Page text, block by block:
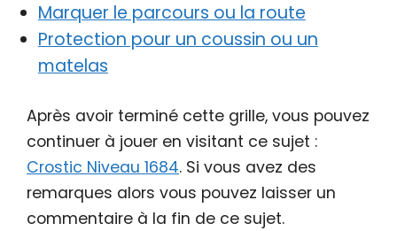
Marquer le parcours ou la route
Protection pour un coussin ou un
matelas
Après avoir terminé cette grille, vous pouvez
continuer à jouer en visitant ce sujet :
Crostic Niveau 1684. Si vous avez des
remarques alors vous pouvez laisser un
commentaire à la fin de ce sujet.